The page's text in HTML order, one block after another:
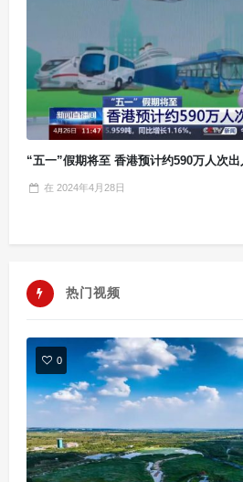
“五一”假期将至 香港预计约590万人次出
在 2024年4月28日
热门视频
0